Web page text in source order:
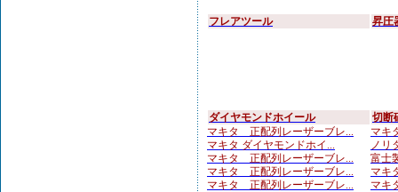
フレアツール 昇圧
ダイヤモンドホイール
マキタ 正配列レーザーブレ...
マキタ ダイヤモンドホイ...
マキタ 正配列レーザーブレ...
マキタ 正配列レーザーブレ...
マキタ 正配列レーザーブレ...
切断
マキ
ノリ
富士
マキ
マキ